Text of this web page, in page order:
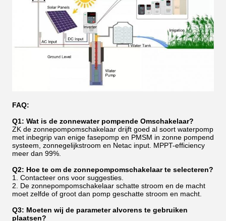
FAQ:
Q1: Wat is de zonnewater pompende Omschakelaar?
ZK de zonnepompomschakelaar drijft goed al soort waterpomp
met inbegrip van enige fasepomp en PMSM in zonne pompend
systeem, zonnegelijkstroom en Netac input. MPPT-efficiency
meer dan 99%.
Q2: Hoe te om de zonnepompomschakelaar te selecteren?
1. Contacteer ons voor suggesties.
2. De zonnepompomschakelaar schatte stroom en de macht
moet zelfde of groot dan pomp geschatte stroom en macht.
Q3: Moeten wij de parameter alvorens te gebruiken
plaatsen?